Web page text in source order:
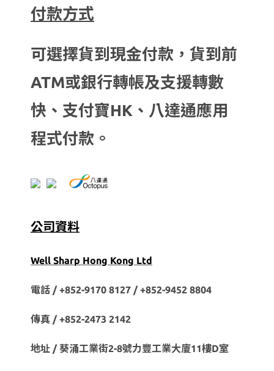
付款方式
可選擇貨到現金付款，貨到前
ATM或銀行轉帳及支援轉數
快、支付寶HK、八達通應用
程式付款。
公司資料
Well Sharp Hong Kong Ltd
電話 / +852-9170 8127 /+852-9452 8804
傳真 / +852-2473 2142
地址 / 葵涌工業街2-8號力豐工業大廈11樓D室